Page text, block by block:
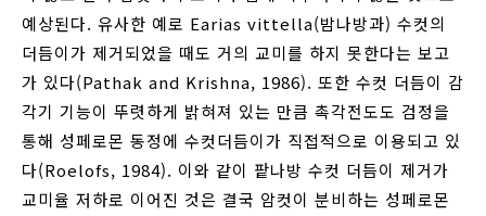
예상된다. 유사한 예로 Earias vittella(밤나방과) 수컷의
더듬이가 제거되었을 때도 거의 교미를 하지 못한다는 보고
가 있다(Pathak and Krishna, 1986). 또한 수컷 더듬이 감
각기 기능이 뚜렷하게 밝혀져 있는 만큼 촉각전도도 검정을
통해 성페로몬 동정에 수컷더듬이가 직접적으로 이용되고 있
다(Roelofs, 1984). 이와 같이 팥나방 수컷 더듬이 제거가
교미율 저하로 이어진 것은 결국 암컷이 분비하는 성페로몬